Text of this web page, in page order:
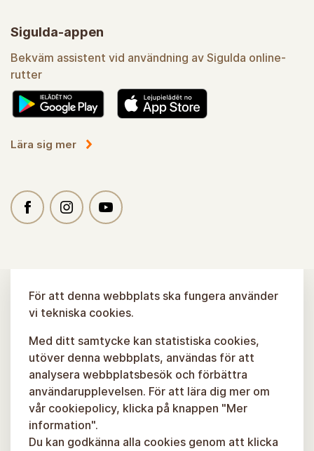
Sigulda-appen
Bekväm assistent vid användning av Sigulda online-
rutter
Lära sig mer
För att denna webbplats ska fungera använder
vi tekniska cookies.
Med ditt samtycke kan statistiska cookies,
utöver denna webbplats, användas för att
analysera webbplatsbesök och förbättra
användarupplevelsen. För att lära dig mer om
vår cookiepolicy, klicka på knappen "Mer
information".
Du kan godkänna alla cookies genom att klicka